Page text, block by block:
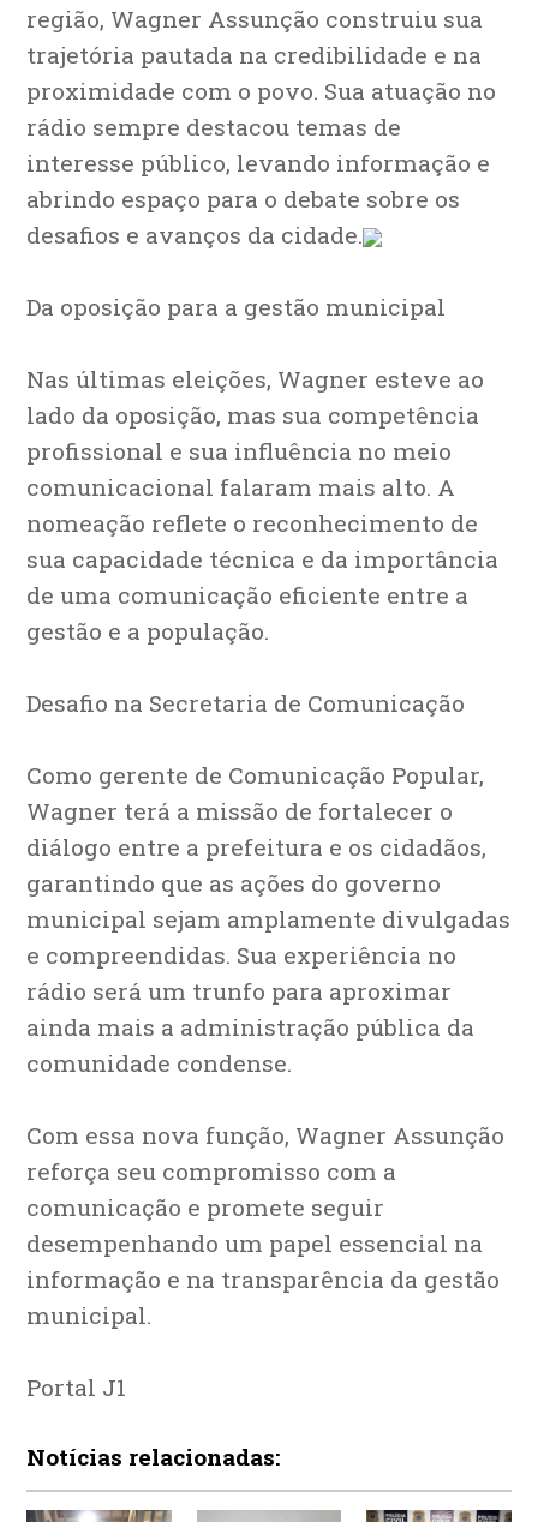
região, Wagner Assunção construiu sua
trajetória pautada na credibilidade e na
proximidade com o povo. Sua atuação no
rádio sempre destacou temas de
interesse público, levando informação e
abrindo espaço para o debate sobre os
desafios e avanços da cidade.
Da oposição para a gestão municipal
Nas últimas eleições, Wagner esteve ao
lado da oposição, mas sua competência
profissional e sua influência no meio
comunicacional falaram mais alto. A
nomeação reflete o reconhecimento de
sua capacidade técnica e da importância
de uma comunicação eficiente entre a
gestão e a população.
Desafio na Secretaria de Comunicação
Como gerente de Comunicação Popular,
Wagner terá a missão de fortalecer o
diálogo entre a prefeitura e os cidadãos,
garantindo que as ações do governo
municipal sejam amplamente divulgadas
e compreendidas. Sua experiência no
rádio será um trunfo para aproximar
ainda mais a administração pública da
comunidade condense.
Com essa nova função, Wagner Assunção
reforça seu compromisso com a
comunicação e promete seguir
desempenhando um papel essencial na
informação e na transparência da gestão
municipal.
Portal J1
Notícias relacionadas: